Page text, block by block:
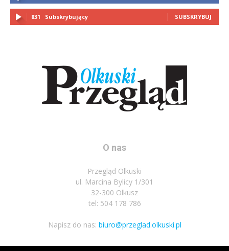
831 Subskrybujący SUBSKRYBUJ
O nas
Przegląd Olkuski
ul. Marcina Bylicy 1/301
32-300 Olkusz
tel: 504 178 786
Napisz do nas: biuro@przeglad.olkuski.pl